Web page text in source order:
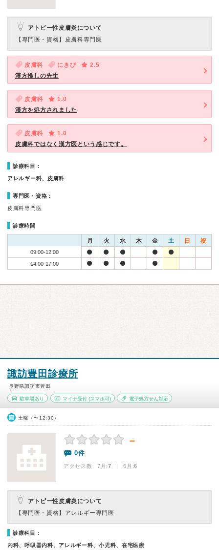
アトピー性皮膚炎について
【専門医・資格】 皮膚科専門医
皮膚科 にきび
2.5
漢方推しの先生
皮膚科
1.0
漢方を処方されました
皮膚科
1.0
皮膚科ではなく漢方医という感じです。
診療科目：
アレルギー科、皮膚科
専門医・資格：
皮膚科専門医
診療時間
月 火 水 木 金 土 日 祝
09:00-12:00
14:00-17:00
諏訪豊田診療所
長野県諏訪市豊田
駐車場あり マイナ受付(スマホ可) 電子処方せん対応
土曜（〜12:30）
－
0件
アクセス数 7月:7 | 6月:6
アトピー性皮膚炎について
【専門医・資格】 アレルギー専門医
診療科目：
内科、呼吸器内科、アレルギー科、小児科、在宅医療